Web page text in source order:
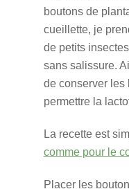
boutons de
cueillette, je
de petits
sans salissure.
de conserver les
permettre la
La recette est
comme pour le
Placer les